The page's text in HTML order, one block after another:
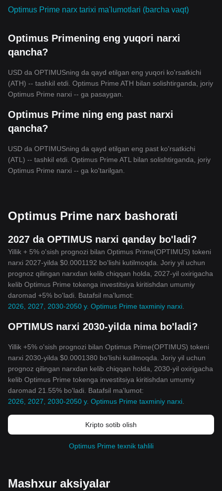
Optimus Prime narx tarixi ma'lumotlari (barcha vaqt)
Optimus Primening eng yuqori narxi
qancha?
USD da OPTIMUSning da qayd etilgan eng yuqori ko'rsatkichi
(ATH) -- tashkil etdi. Optimus Prime ATH bilan solishtirganda, joriy
Optimus Prime narxi -- ga pasaygan.
Optimus Prime ning eng past narxi
qancha?
USD da OPTIMUSning da qayd etilgan eng past ko'rsatkichi
(ATL) -- tashkil etdi. Optimus Prime ATL bilan solishtirganda, joriy
Optimus Prime narxi -- ga ko'tarilgan.
Optimus Prime narx bashorati
2027 da OPTIMUS narxi qanday bo'ladi?
Yillik + 5% o'sish prognozi bilan Optimus Prime(OPTIMUS) tokeni
narxi 2027-yilda $0.0001192 bo'lishi kutilmoqda. Joriy yil uchun
prognoz qilingan narxdan kelib chiqqan holda, 2027-yil oxirigacha
kelib Optimus Prime tokenga investitsiya kiritishdan umumiy
daromad +5% bo'ladi. Batafsil ma'lumot:
2026, 2027, 2030-2050 y. Optimus Prime taxminiy narxi
OPTIMUS narxi 2030-yilda nima bo'ladi?
Yillik +5% o'sish prognozi bilan Optimus Prime(OPTIMUS) tokeni
narxi 2030-yilda $0.0001380 bo'lishi kutilmoqda. Joriy yil uchun
prognoz qilingan narxdan kelib chiqqan holda, 2030-yil oxirigacha
kelib Optimus Prime tokenga investitsiya kiritishdan umumiy
daromad 21.55% bo'ladi. Batafsil ma'lumot:
2026, 2027, 2030-2050 y. Optimus Prime taxminiy narxi
Kripto sotib olish
Optimus Prime texnik tahlili
Mashxur aksiyalar